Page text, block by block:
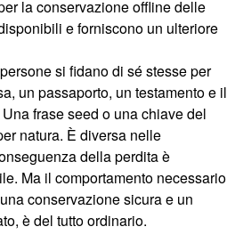
la conservazione offline delle
e forniscono un ulteriore
si fidano di sé stesse per
un passaporto, un testamento e il
frase seed o una chiave del
natura. È diversa nelle
della perdita è
Ma il comportamento necessario
conservazione sicura e un
è del tutto ordinario.